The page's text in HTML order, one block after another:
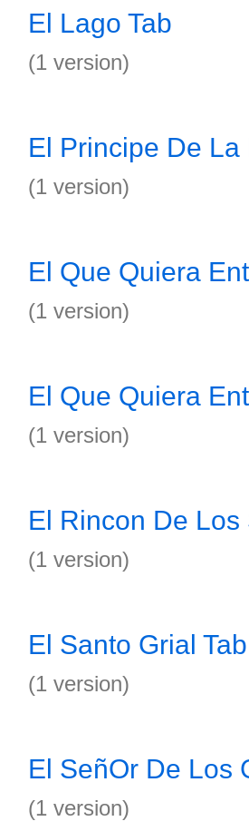
El Lago Tab
(1 version)
El Principe De La
(1 version)
El Que Quiera
(1 version)
El Que Quiera
(1 version)
El Rincon De Los
(1 version)
El Santo Grial Tab
(1 version)
El SeñOr De Los
(1 version)